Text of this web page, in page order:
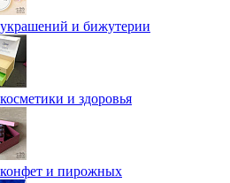
и бижутерии
и здоровья
и пирожных